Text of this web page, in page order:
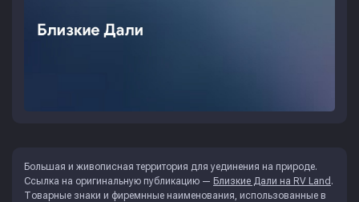
Большая и живописная территория для уединения на природе.
Ссылка на оригинальную публикацию — Близкие Дали на RV Land .
Товарные знаки и фиремнные наименования, использованные в